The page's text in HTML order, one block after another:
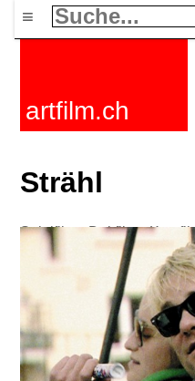
≡
artfilm.ch
Strähl
Spielfilme Dokfilme
Nachrichten
F-Rated FAQ
Aktivieren
216.73.217.39